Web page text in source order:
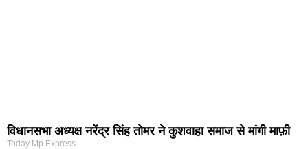
विधानसभा अध्यक्ष नरेंद्र सिंह तोमर ने कुशवाहा समाज से मांगी माफ़ी
Today Mp Express